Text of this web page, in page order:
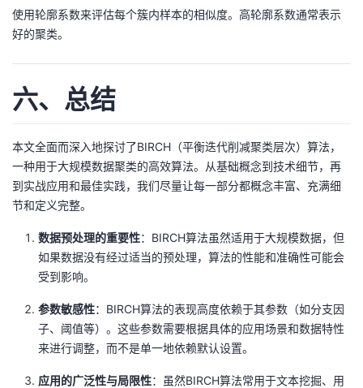
使用轮廓系数来评估每个簇内样本的相似度。高轮廓系数通常表示
好的聚类。
六、总结
本文全面而深入地探讨了BIRCH（平衡迭代削减聚类层次）算法，
一种用于大规模数据聚类的高效算法。从基础概念到技术细节，再
到实战应用和最佳实践，我们尽量让每一部分都概念丰富、充满细
节和定义完整。
数据预处理的重要性：BIRCH算法虽然适用于大规模数据，但
如果数据没有经过适当的预处理，算法的性能和准确性可能会
受到影响。
参数敏感性：BIRCH算法的表现高度依赖于其参数（如分支因
子、阈值等）。这些参数需要根据具体的应用场景和数据特性
来进行调整，而不是单一地依赖默认设置。
应用的广泛性与局限性：虽然BIRCH算法常用于文本挖掘、用